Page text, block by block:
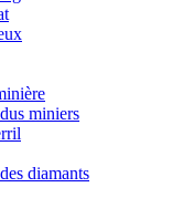
miniers
diamants